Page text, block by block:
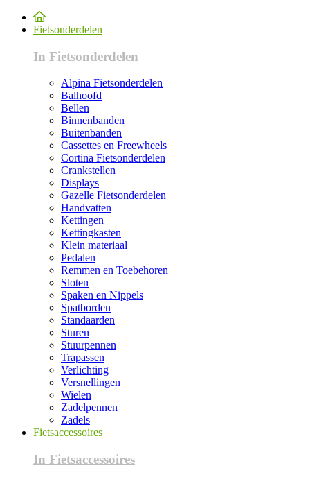
Fietsonderdelen
In Fietsonderdelen
Alpina Fietsonderdelen
Balhoofd
Bellen
Binnenbanden
Buitenbanden
Cassettes en Freewheels
Cortina Fietsonderdelen
Crankstellen
Displays
Gazelle Fietsonderdelen
Handvatten
Kettingen
Kettingkasten
Klein materiaal
Pedalen
Remmen en Toebehoren
Sloten
Spaken en Nippels
Spatborden
Standaarden
Sturen
Stuurpennen
Trapassen
Verlichting
Versnellingen
Wielen
Zadelpennen
Zadels
Fietsaccessoires
In Fietsaccessoires